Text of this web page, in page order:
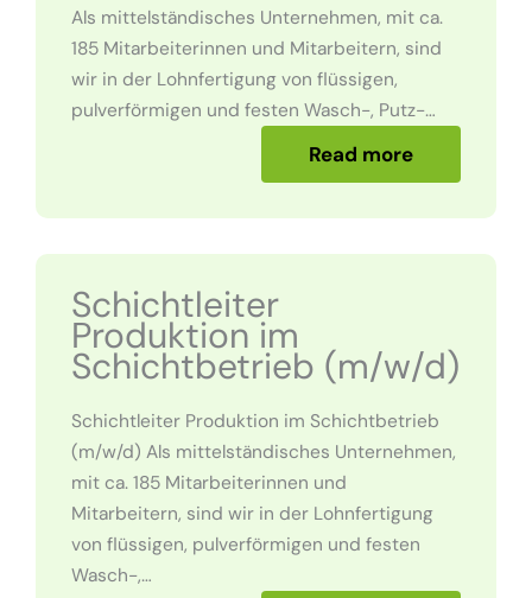
Als mittelständisches Unternehmen, mit ca.
185 Mitarbeiterinnen und Mitarbeitern, sind
wir in der Lohnfertigung von flüssigen,
pulverförmigen und festen Wasch-, Putz-…
Read more
Schichtleiter
Produktion im
Schichtbetrieb (m/w/d)
Schichtleiter Produktion im Schichtbetrieb
(m/w/d) Als mittelständisches Unternehmen,
mit ca. 185 Mitarbeiterinnen und
Mitarbeitern, sind wir in der Lohnfertigung
von flüssigen, pulverförmigen und festen
Wasch-,…